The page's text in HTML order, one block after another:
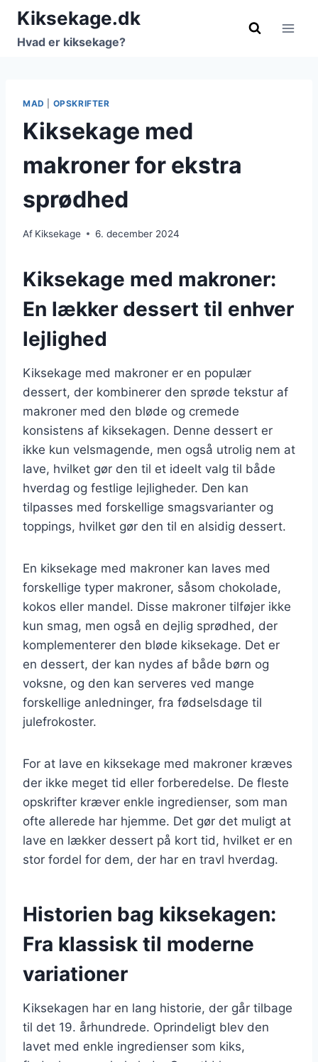
Fortsæt
indhold
Kiksekage.dk
Hvad er kiksekage?
MAD OPSKRIFTER
Kiksekage med
makroner for ekstra
sprødhed
Af Kiksekage 6. december 2024
Kiksekage med makroner:
En lækker dessert til enhver
lejlighed
Kiksekage med makroner er en populær
dessert, der kombinerer den sprøde tekstur af
makroner med den bløde og cremede
konsistens af kiksekagen. Denne dessert er
ikke kun velsmagende, men også utrolig nem at
lave, hvilket gør den til et ideelt valg til både
hverdag og festlige lejligheder. Den kan
tilpasses med forskellige smagsvarianter og
toppings, hvilket gør den til en alsidig dessert.
En kiksekage med makroner kan laves med
forskellige typer makroner, såsom chokolade,
kokos eller mandel. Disse makroner tilføjer ikke
kun smag, men også en dejlig sprødhed, der
komplementerer den bløde kiksekage. Det er
en dessert, der kan nydes af både børn og
voksne, og den kan serveres ved mange
forskellige anledninger, fra fødselsdage til
julefrokoster.
For at lave en kiksekage med makroner kræves
der ikke meget tid eller forberedelse. De fleste
opskrifter kræver enkle ingredienser, som man
ofte allerede har hjemme. Det gør det muligt at
lave en lækker dessert på kort tid, hvilket er en
stor fordel for dem, der har en travl hverdag.
Historien bag kiksekagen:
Fra klassisk til moderne
variationer
Kiksekagen har en lang historie, der går tilbage
til det 19. århundrede. Oprindeligt blev den
lavet med enkle ingredienser som kiks,